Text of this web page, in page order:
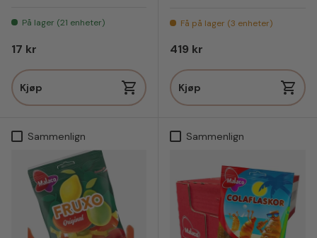
På lager (21 enheter)
Vanlig pris
17 kr
Kjøp
Få på lager (3 enheter)
Vanlig pris
419 kr
Kjøp
Sammenlign Sammenlign